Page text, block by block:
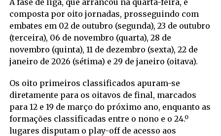
composta por oito jornadas, prosseguindo com
embates em 02 de outubro (segunda), 23 de outubro
(terceira), 06 de novembro (quarta), 28 de
novembro (quinta), 11 de dezembro (sexta), 22 de
janeiro de 2026 (sétima) e 29 de janeiro (oitava).
Os oito primeiros classificados apuram-se
diretamente para os oitavos de final, marcados
para 12 e 19 de março do próximo ano, enquanto as
formações classificadas entre o nono e o 24.º
lugares disputam o play-off de acesso aos